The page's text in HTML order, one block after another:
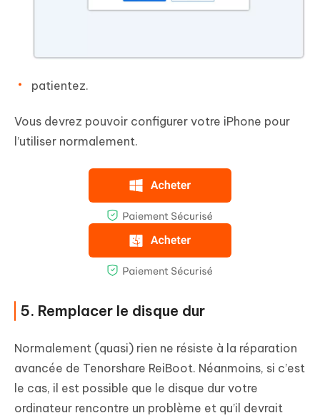
patientez.
Vous devrez pouvoir configurer votre iPhone pour
l’utiliser normalement.
5. Remplacer le disque dur
Normalement (quasi) rien ne résiste à la réparation
avancée de Tenorshare ReiBoot. Néanmoins, si c’est
le cas, il est possible que le disque dur votre
ordinateur rencontre un problème et qu’il devrait